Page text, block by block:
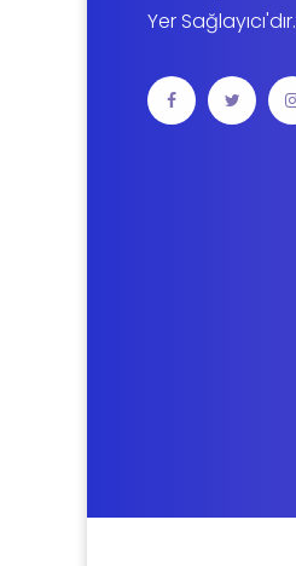
Yer Sağlayıcı'dır.